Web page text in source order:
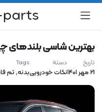
parts
بهترین شاسی بلندهای
تاریخ
21 مهر 1401
دسته
نکات خودرویی
Tags
بدنه, تم